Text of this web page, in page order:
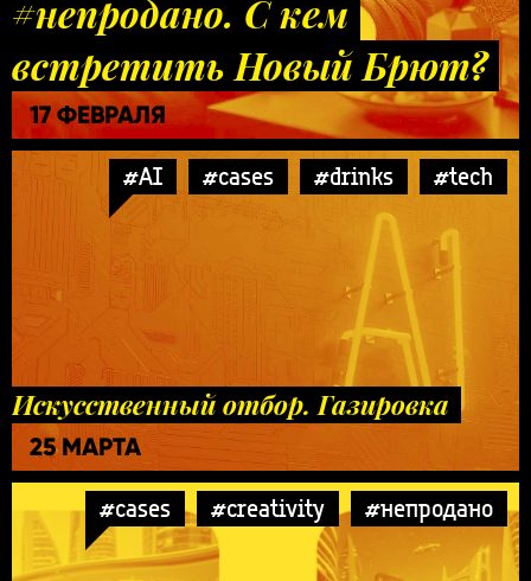
#непродано. С кем
встретить Новый Брют?
17 ФЕВРАЛЯ
#AI #cases #drinks #tech
Искусственный отбор. Газировка
25 МАРТА
#cases #creativity #непродано